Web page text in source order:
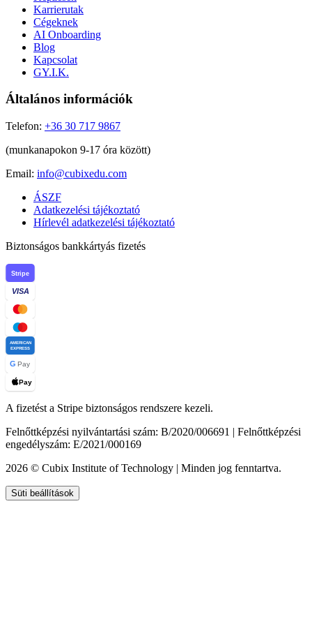
Karrierutak
Cégeknek
AI Onboarding
Blog
Kapcsolat
GY.I.K.
Általános információk
Telefon: +36 30 717 9867
(munkanapokon 9-17 óra között)
Email: info@cubixedu.com
ÁSZF
Adatkezelési tájékoztató
Hírlevél adatkezelési tájékoztató
Biztonságos bankkártyás fizetés
Stripe
VISA
AMERICAN
EXPRESS
G Pay
Pay
A fizetést a Stripe biztonságos rendszere kezeli.
Felnőttképzési nyilvántartási szám: B/2020/006691 | Felnőttképzési
engedélyszám: E/2021/000169
2026 © Cubix Institute of Technology | Minden jog fenntartva.
Süti beállítások